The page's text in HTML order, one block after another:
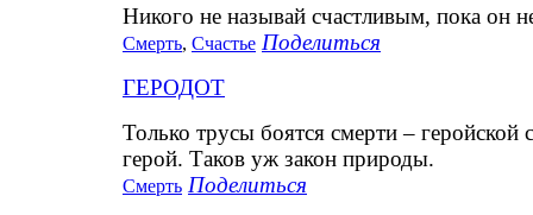
Никого не называй счастливым, пока он
Смерть, Счастье Поделиться
ГЕРОДОТ
Только трусы боятся смерти –
герой. Таков уж закон природы.
Смерть Поделиться